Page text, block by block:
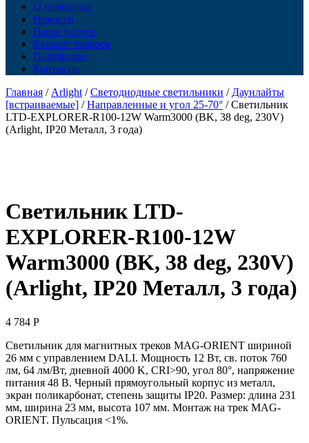
О компании
Новости
Наши услуги
Каталог товаров
Портфолио
Контакты
Главная / Arlight /Светодиодные светильники / Даунлайты
[встраиваемые] /Направленные и угол 25-70° / Светильник
LTD-EXPLORER-R100-12W Warm3000 (BK, 38 deg, 230V)
(Arlight, IP20 Металл, 3 года)
Светильник LTD-
EXPLORER-R100-12W
Warm3000 (BK, 38 deg, 230V)
(Arlight, IP20 Металл, 3 года)
4 784 Р
Светильник для магнитных треков MAG-ORIENT шириной
26 мм с управлением DALI. Мощность 12 Вт, св. поток 760
лм, 64 лм/Вт, дневной 4000 K, CRI>90, угол 80°, напряжение
питания 48 В. Черный прямоугольный корпус из металл,
экран поликарбонат, степень защиты IP20. Размер: длина 231
мм, ширина 23 мм, высота 107 мм. Монтаж на трек MAG-
ORIENT. Пульсация <1%.